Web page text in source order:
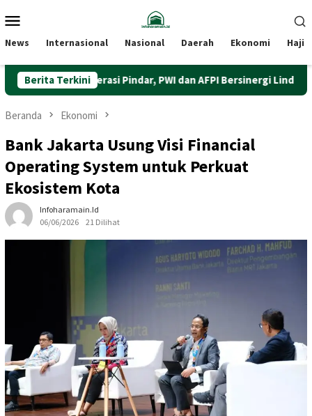
ke
Mobile
News Internasional Nasional Daerah Ekonomi Haji
Berita Terkini
Literasi Pindar, PWI dan AFPI Bersinergi Lindungi
Beranda Ekonomi
Bank Jakarta Usung Visi Financial
Operating System untuk Perkuat
Ekosistem Kota
Infoharamain.id
06/06/2026
21 Dilihat